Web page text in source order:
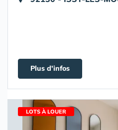
Plus d'infos
LOTS À LOUER